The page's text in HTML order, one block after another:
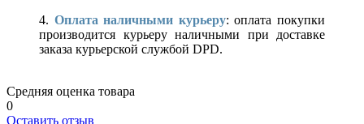
4. Оплата наличными курьеру: оплата покупки
производится курьеру наличными при доставке
заказа курьерской службой DPD.
Средняя оценка товара
0
Оставить отзыв